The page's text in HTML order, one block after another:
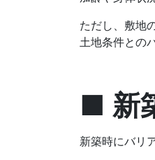
ただし、敷地
土地条件との
■ 新
新築時にバリ